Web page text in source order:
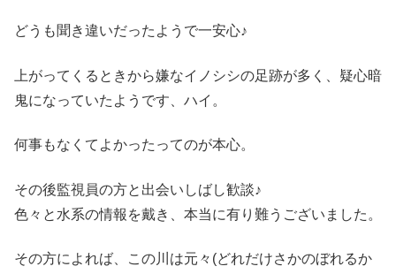
どうも聞き違いだったようで一安心♪
上がってくるときから嫌なイノシシの足跡が多く、疑心暗
鬼になっていたようです、ハイ。
何事もなくてよかったってのが本心。
その後監視員の方と出会いしばし歓談♪
色々と水系の情報を戴き、本当に有り難うございました。
その方によれば、この川は元々(どれだけさかのぼれるか